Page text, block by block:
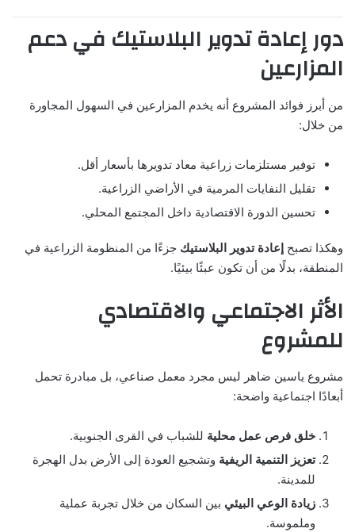
دور إعادة تدوير البلاستيك في دعم
المزارعين
من أبرز فوائد المشروع أنه يخدم المزارعين في السهول المجاورة
من خلال:
توفير مستلزمات زراعية معاد تدويرها بأسعار أقل.
تقليل النفايات المرمية في الأراضي الزراعية.
تحسين الدورة الاقتصادية داخل المجتمع المحلي.
وهكذا تصبح إعادة تدوير البلاستيك جزءًا من المنظومة الزراعية في
المنطقة، بدلًا من أن تكون عبئًا بيئيًا.
الأثر الاجتماعي والاقتصادي
للمشروع
مشروع ياسين ضاهر ليس مجرد معمل صناعي، بل مبادرة تحمل
أبعادًا اجتماعية واضحة:
خلق فرص عمل محلية للشباب في القرى الجنوبية.
تعزيز التنمية الريفية وتشجيع العودة إلى الأرض بدل الهجرة
للمدينة.
زيادة الوعي البيئي بين السكان من خلال تجربة عملية
وملموسة.